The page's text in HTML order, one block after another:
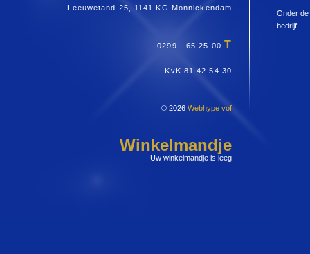
Leeuwetand 25, 1141 KG Monnickendam
0299 - 65 25 00 T
KvK 81 42 54 30
© 2026 Webhype vof
Winkelmandje
Uw winkelmandje is leeg
Onder
bedrijf.